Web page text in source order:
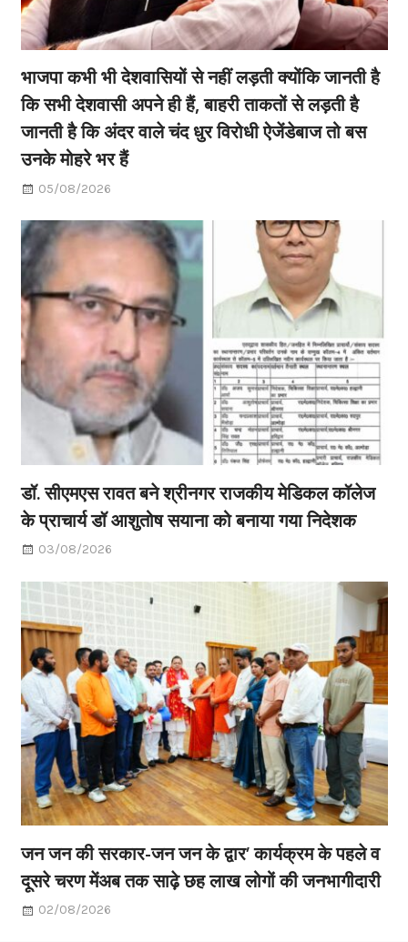
भाजपा कभी भी देशवासियों से नहीं लड़ती क्योंकि जानती है
कि सभी देशवासी अपने ही हैं, बाहरी ताकतों से लड़ती है
जानती है कि अंदर वाले चंद धुर विरोधी ऐजेंडेबाज तो बस
उनके मोहरे भर हैं
05/08/2026
डॉ. सीएमएस रावत बने श्रीनगर राजकीय मेडिकल कॉलेज
के प्राचार्य डॉ आशुतोष सयाना को बनाया गया निदेशक
03/08/2026
जन जन की सरकार-जन जन के द्वार’ कार्यक्रम के पहले व
दूसरे चरण मेंअब तक साढ़े छह लाख लोगों की जनभागीदारी
02/08/2026